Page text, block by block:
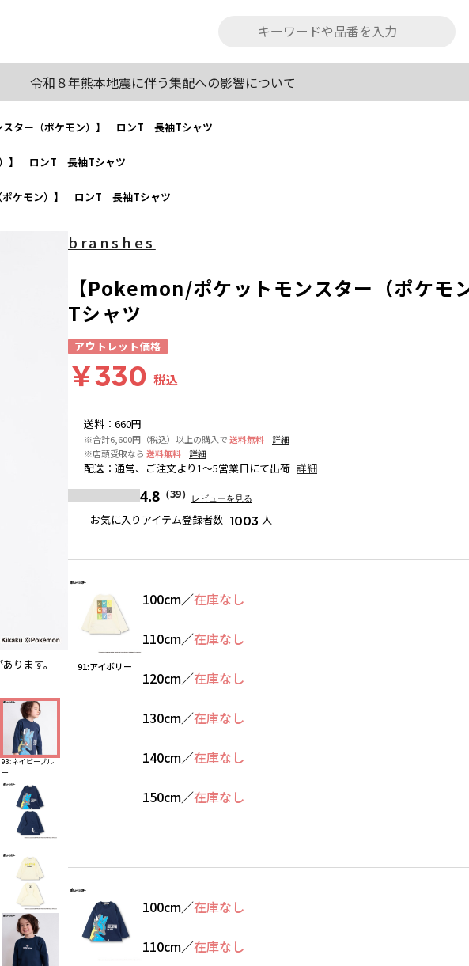
令和８年熊本地震に伴う集配への影響について
スター（ポケモン）】 ロンT 長袖Tシャツ
）】 ロンT 長袖Tシャツ
ポケモン）】 ロンT 長袖Tシャツ
ります。 91:アイボリー
93:ネイビーブル
ー
送料 ： 660円
※合計6,600円（税込）以上の購入で送料無料
詳細
※店頭受取なら 送料無料 詳細
配送 ： 通常、ご注文より1～5営業日にて出荷 詳細
4.8 （39） レビューを見る
お気に入りアイテム登録者数 1003 人
branshes
【Pokemon/ポケットモンスター（ポケ
Tシャツ
アウトレット価格
￥330 税込
91:アイボリー
100cm／在庫なし
110cm／在庫なし
120cm／在庫なし
130cm／在庫なし
140cm／在庫なし
150cm／在庫なし
100cm／在庫なし
110cm／在庫なし